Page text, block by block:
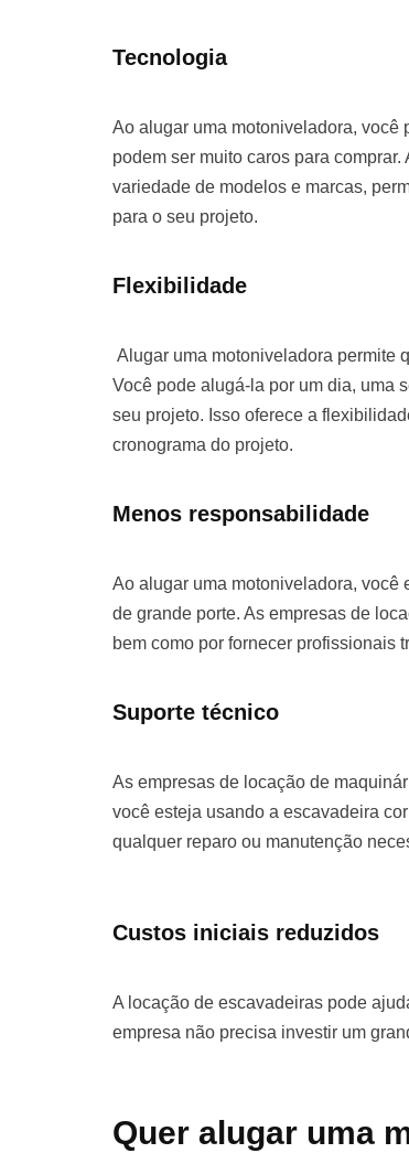
Tecnologia
Ao alugar uma motoniveladora, você
podem ser muito caros para
variedade de modelos e marcas,
para o seu projeto.
Flexibilidade
Alugar uma motoniveladora permite
Você pode alugá-la por um dia, uma
seu projeto. Isso oferece a
cronograma do projeto.
Menos responsabilidade
Ao alugar uma motoniveladora, você
de grande porte. As empresas de
bem como por fornecer profissionais
Suporte técnico
As empresas de locação de
você esteja usando a escavadeira
qualquer reparo ou manutenção
Custos iniciais reduzidos
A locação de escavadeiras pode
empresa não precisa investir um
Quer alugar uma